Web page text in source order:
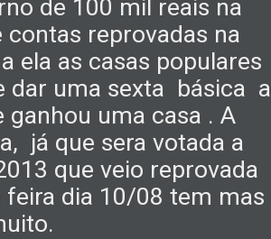
de 100 mil reais na
reprovadas na
ela as casas populares
dar uma sexta básica a
uma casa . A
, já que sera votada a
que veio reprovada
feira dia 10/08 tem mas